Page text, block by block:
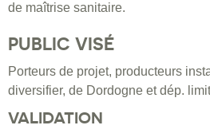
de maîtrise sanitaire.
PUBLIC VISÉ
Porteurs de projet, producteurs
diversifier, de Dordogne et dép.
VALIDATION